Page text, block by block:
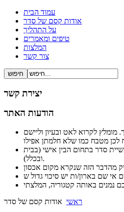
עמוד הבית
אודות קסם של סדר
על התהליך
טיפים ומאמרים
המלצות
צור קשר
יצירת קשר
הודעות האתר
בעצמך. מומלץ לקרוא לאט ובעיון וליישם
סדר בתחום הבין אישי (בבית
ובכלל).
ראשי אודות קסם של סדר